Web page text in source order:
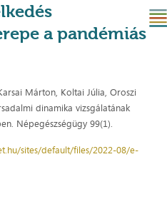
a pandémiás
Márton, Koltai Júlia, Oroszi
dinamika vizsgálatának
Népegészségügy 99(1).
sites/default/files/2022-08/e-